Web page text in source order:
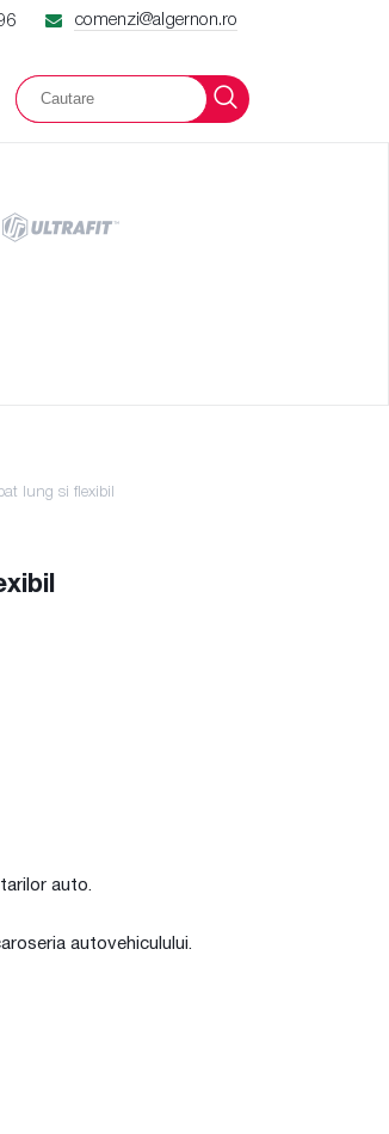
comenzi@algernon.ro
lung si flexibil
auto.
autovehiculului.